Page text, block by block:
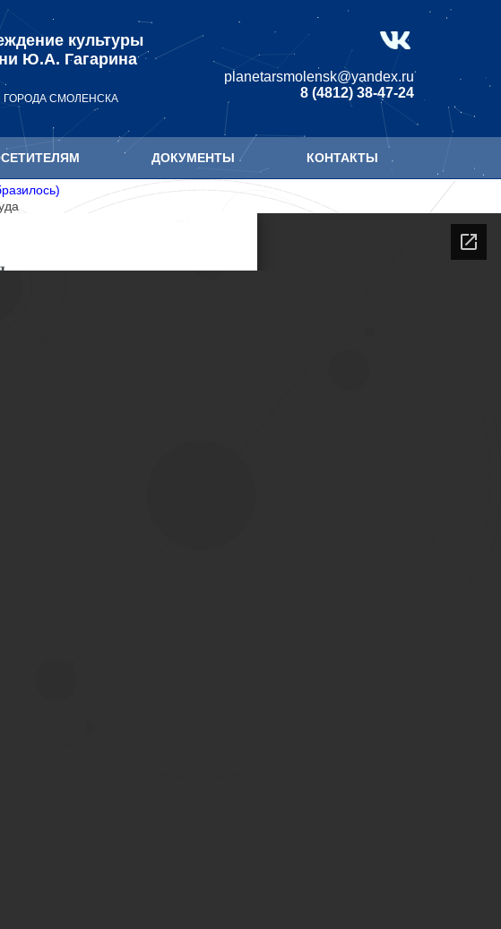
культуры
Ю.А. Гагарина
СМОЛЕНСКА
planetarsmolensk@yandex.ru
8 (4812) 38-47-24
ДОКУМЕНТЫ КОНТАКТЫ